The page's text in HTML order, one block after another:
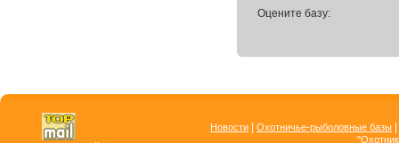
Оцените базу:
Новости Охотничье-рыболовные базы